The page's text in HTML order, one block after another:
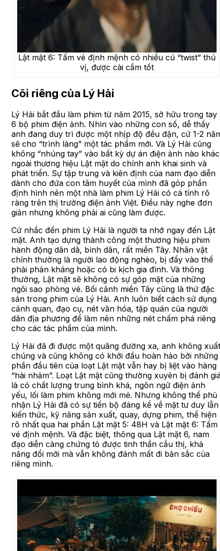
Lật mặt 6: Tấm vé định mệnh có nhiều cú “twist” thú
vị, được cài cắm tốt
Cõi riêng của Lý Hải
Lý Hải bắt đầu làm phim từ năm 2015, sở hữu trong tay
6 bộ phim điện ảnh. Nhìn vào những con số, dễ thấy
anh đang duy trì được một nhịp độ đều đặn, cứ 1-2
sẽ cho “trình làng” một tác phẩm mới. Và Lý Hải cũng
không “nhúng tay” vào bất kỳ dự án điện ảnh nào khác
ngoài thương hiệu Lật mặt do chính anh khai sinh và
phát triển. Sự tập trung và kiên định của nam đạo diễn
dành cho đứa con tâm huyết của mình đã góp phần
định hình nên một nhà làm phim Lý Hải có cá tính rõ
ràng trên thị trường điện ảnh Việt. Điều này nghe đơn
giản nhưng không phải ai cũng làm được.
Cứ nhắc đến phim Lý Hải là người ta nhớ ngay đến Lật
mặt. Anh tạo dựng thành công một thương hiệu phim
hành động dân dã, bình dân, rất miền Tây. Nhân vật
chính thường là người lao động nghèo, bị đẩy vào thế
phải phản kháng hoặc có bi kịch gia đình. Và thông
thường, Lật mặt sẽ không có sự góp mặt của những
ngôi sao phòng vé. Bối cảnh miền Tây cũng là thứ đặc
sản trong phim của Lý Hải. Anh luôn biết cách sử dụng
cảnh quan, đạo cụ, nét văn hóa, tập quán của người
dân địa phương để làm nên những nét chấm phá riêng
cho các tác phẩm của mình.
Lý Hải đã đi được một quãng đường xa, anh không xuất
chúng và cũng không có khởi đầu hoàn hảo bởi những
phần đầu tiên của loạt Lật mặt vẫn hay bị liệt vào hàng
“hài nhảm”. Loạt Lật mặt cũng thường xuyên bị đánh
là có chất lượng trung bình khá, ngôn ngữ điện ảnh
yếu, lối làm phim không mới mẻ. Nhưng không thể phủ
nhận Lý Hải đã có sự tiến bộ đáng kể về mặt tư duy lẫn
kiến thức, kỹ năng sản xuất, quay, dựng phim, thể hiện
rõ nhất qua hai phần Lật mặt 5: 48H và Lật mặt 6: Tấm
vé định mệnh. Và đặc biệt, thông qua Lật mặt 6, nam
đạo diễn càng chứng tỏ được tinh thần cầu thị, khả
năng đổi mới mà vẫn không đánh mất đi bản sắc của
riêng mình.